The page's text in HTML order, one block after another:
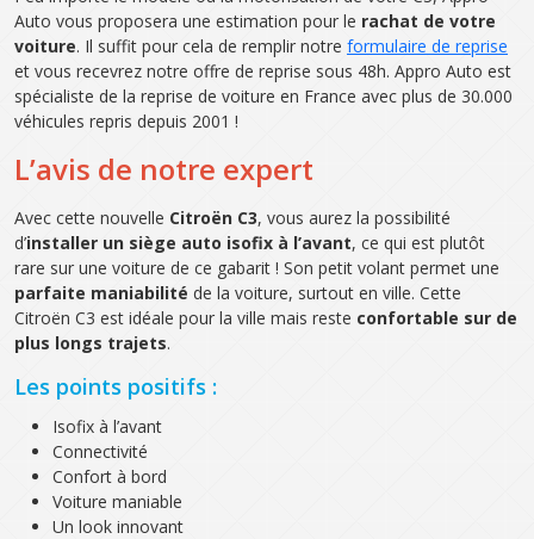
Auto vous proposera une estimation pour le rachat de votre
voiture. Il suffit pour cela de remplir notre formulaire de reprise
et vous recevrez notre offre de reprise sous 48h. Appro Auto est
spécialiste de la reprise de voiture en France avec plus de 30.000
véhicules repris depuis 2001 !
L’avis de notre expert
Avec cette nouvelle Citroën C3, vous aurez la possibilité
d’installer un siège auto isofix à l’avant, ce qui est plutôt
rare sur une voiture de ce gabarit ! Son petit volant permet une
parfaite maniabilité de la voiture, surtout en ville. Cette
Citroën C3 est idéale pour la ville mais reste confortable sur de
plus longs trajets.
Les points positifs :
Isofix à l’avant
Connectivité
Confort à bord
Voiture maniable
Un look innovant